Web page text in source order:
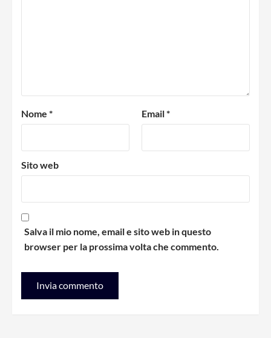
Nome * Email*
Sito web
Salva il mio nome, email e sito web in questo
browser per la prossima volta che commento.